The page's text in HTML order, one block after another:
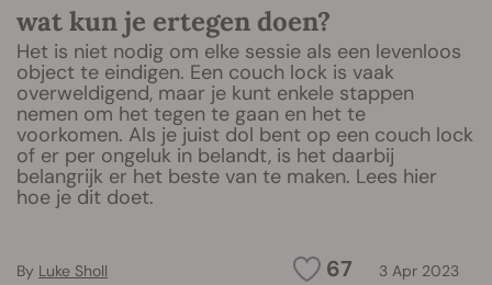
wat kun je ertegen doen?
Het is niet nodig om elke sessie als een levenloos
object te eindigen. Een couch lock is vaak
overweldigend, maar je kunt enkele stappen
nemen om het tegen te gaan en het te
voorkomen. Als je juist dol bent op een couch lock
of er per ongeluk in belandt, is het daarbij
belangrijk er het beste van te maken. Lees hier
hoe je dit doet.
67 3 Apr 2023
By Luke Sholl